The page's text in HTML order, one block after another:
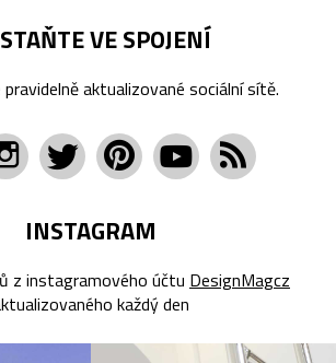
VE SPOJENÍ
aktualizované sociální sítě.
INSTAGRAM
z instagramového účtu DesignMagcz
každý den